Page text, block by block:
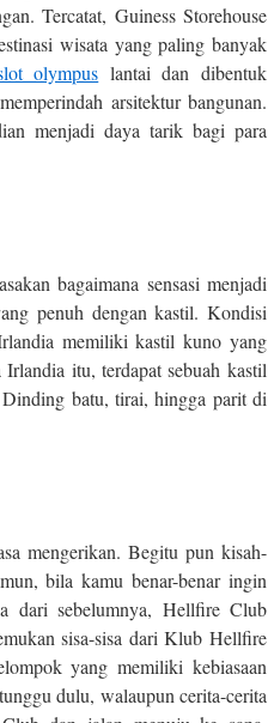
Tercatat, Guiness Storehouse
wisata yang paling banyak
olympus lantai dan dibentuk
arsitektur bangunan.
menjadi daya tarik bagi para
bagaimana sensasi menjadi
penuh dengan kastil. Kondisi
memiliki kastil kuno yang
itu, terdapat sebuah kastil
batu, tirai, hingga parit di
mengerikan. Begitu pun kisah-
bila kamu benar-benar ingin
dari sebelumnya, Hellfire Club
sisa-sisa dari Klub Hellfire
yang memiliki kebiasaan
dulu, walaupun cerita-cerita